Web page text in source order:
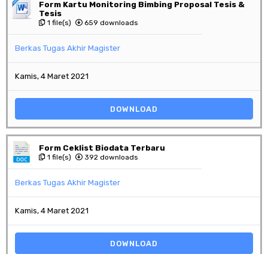
Form Kartu Monitoring Bimbing Proposal Tesis &
Tesis
1 file(s) 659 downloads
Berkas Tugas Akhir Magister
Kamis, 4 Maret 2021
DOWNLOAD
Form Ceklist Biodata Terbaru
1 file(s) 392 downloads
Berkas Tugas Akhir Magister
Kamis, 4 Maret 2021
DOWNLOAD